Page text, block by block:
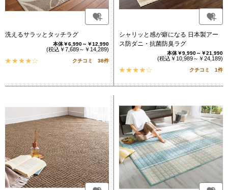
洗えるサラッとタッチラグ
本体￥6,990～￥12,990
(税込￥7,689～￥14,289)
クチコミ 38件
シャリッと感が癖になる 日本製アー
ス防ダニ・抗菌防臭ラグ
本体￥9,990～￥21,990
(税込￥10,989～￥24,189)
クチコミ 1件